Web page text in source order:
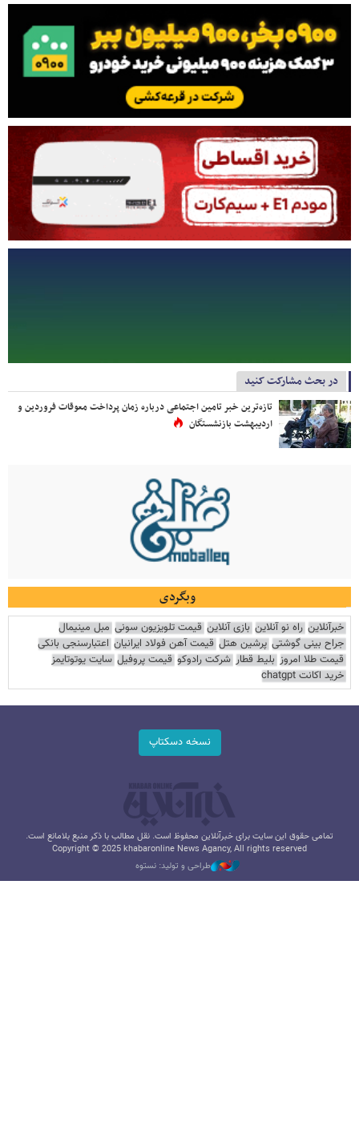
در بحث مشارکت کنید
تازه‌ترین خبر تامین اجتماعی درباره زمان پرداخت معوقات فروردین و
اردیبهشت بازنشستگان
وبگردی
خبرآنلاین راه نو آنلاین بازی آنلاین قیمت تلویزیون سونی مبل مینیمال
جراح بینی گوشتی پرشین هتل قیمت آهن فولاد ایرانیان اعتبارسنجی بانکی
قیمت طلا امروز بلیط قطار شرکت رادوکو قیمت پروفیل سایت یوتوتایمز
خرید اکانت chatgpt
نسخه دسکتاپ
تمامی حقوق این سایت برای خبرآنلاین محفوظ است. نقل مطالب با ذکر منبع بلامانع است.
Copyright © 2025 khabaronline News Agancy, All rights reserved
طراحی و تولید: نستوه